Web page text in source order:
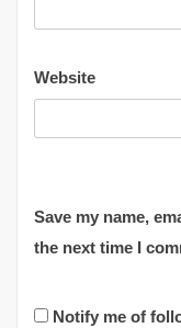
Website
Save my name,
the next time I
Notify me of